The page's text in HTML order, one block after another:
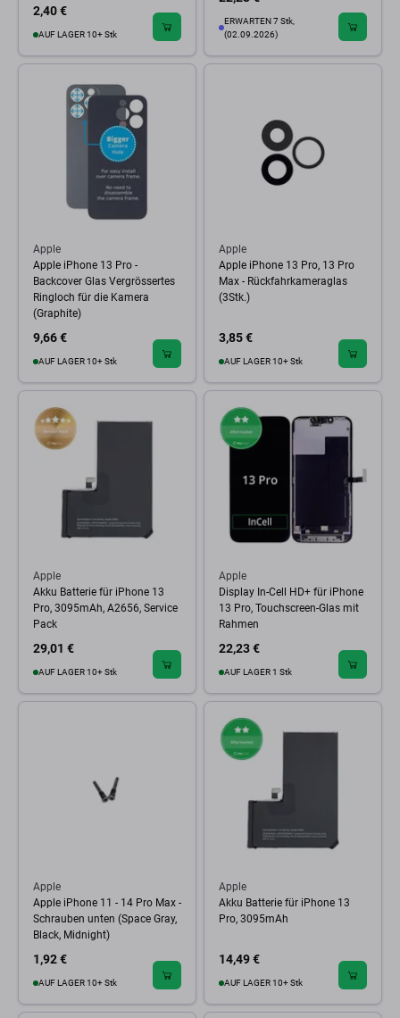
2,40 €
AUF LAGER 10+ Stk
ERWARTEN 7 Stk,
(02.09.2026)
Apple
Apple iPhone 13 Pro -
Backcover Glas Vergrössertes
Ringloch für die Kamera
(Graphite)
9,66 €
AUF LAGER 10+ Stk
Apple
Apple iPhone 13 Pro, 13 Pro
Max - Rückfahrkameraglas
(3Stk.)
3,85 €
AUF LAGER 10+ Stk
Apple
Akku Batterie für iPhone 13
Pro, 3095mAh, A2656, Service
Pack
29,01 €
AUF LAGER 10+ Stk
Apple
Display In-Cell HD+ für iPhone
13 Pro, Touchscreen-Glas mit
Rahmen
22,23 €
AUF LAGER 1 Stk
Apple
Apple iPhone 11 - 14 Pro Max -
Schrauben unten (Space Gray,
Black, Midnight)
1,92 €
AUF LAGER 10+ Stk
Apple
Akku Batterie für iPhone 13
Pro, 3095mAh
14,49 €
AUF LAGER 10+ Stk